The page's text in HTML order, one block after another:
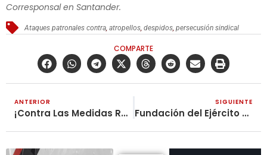
Corresponsal en Santander.
Ataques patronales contra ,atropellos ,despidos ,persecusión sindical
COMPARTE
ANTERIOR
¡Contra Las Medidas Represivas La Rebelión Se Justifica! ¡Todos Al Paro General Indefinido!
SIGUIENTE
Fundación del Ejército Rojo de obreros y campesinos en Rusia